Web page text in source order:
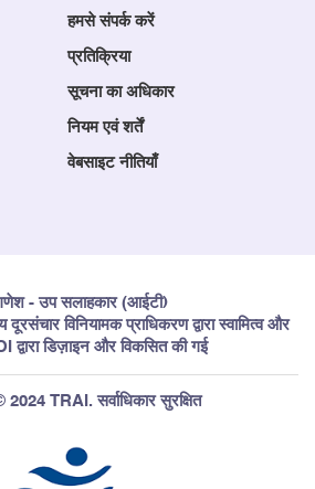
हमसे संपर्क करें
प्रतिक्रिया
सूचना का अधिकार
नियम एवं शर्तें
वेबसाइट नीतियाँ
- उप सलाहकार (आईटी)
दूरसंचार विनियामक प्राधिकरण द्वारा स्वामित्व और
द्वारा डिज़ाइन और विकसित की गई
2024 TRAI. सर्वाधिकार सुरक्षित